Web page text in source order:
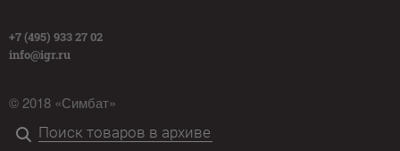
+7 (495) 933 27 02
info@igr.ru
© 2018 «Симбат»